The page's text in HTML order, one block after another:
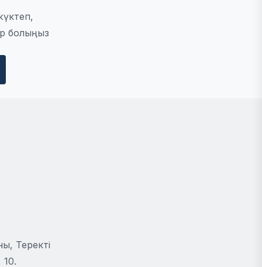
болыңыз
Теректі
10.